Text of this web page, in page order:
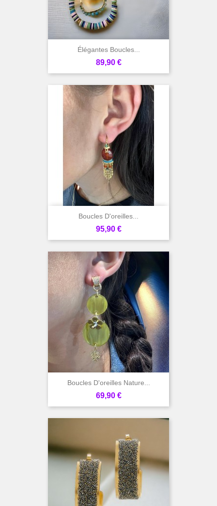
Élégantes Boucles...
Prix
89,90 €
Boucles D'oreilles...
Prix
95,90 €
Boucles D'oreilles Nature...
Prix
69,90 €